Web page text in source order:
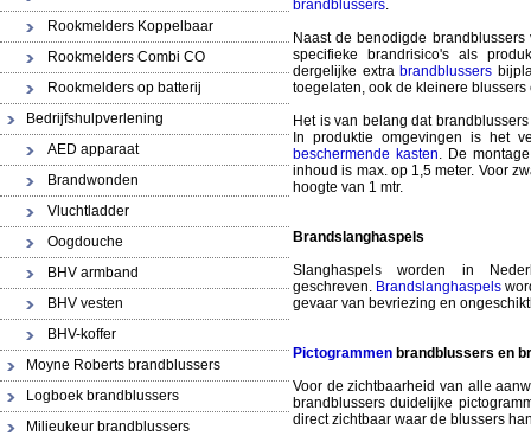
Rookmelders Koppelbaar
Rookmelders Combi CO
Rookmelders op batterij
Bedrijfshulpverlening
AED apparaat
Brandwonden
Vluchtladder
Oogdouche
BHV armband
BHV vesten
BHV-koffer
Moyne Roberts brandblussers
Logboek brandblussers
Milieukeur brandblussers
brandblussers.
Naast de benodigde
specifieke brandrisico's als
dergelijke extra brandblussers
toegelaten, ook de kleinere
Het is van belang dat
In produktie omgevingen is het
beschermende kasten. De
inhoud is max. op 1,5 meter. Voor
hoogte van 1 mtr.
Brandslanghaspels
Slanghaspels worden in
geschreven. Brandslanghaspels
gevaar van bevriezing en
Pictogrammen brandblussers en
Voor de zichtbaarheid van alle
brandblussers duidelijke
direct zichtbaar waar de blussers